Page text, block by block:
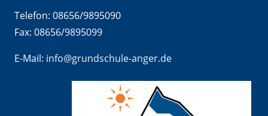
Telefon: 08656/9895090
Fax: 08656/9895099
E-Mail: info@grundschule-anger.de